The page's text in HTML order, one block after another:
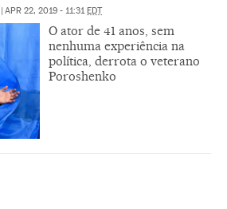
APR 22, 2019 - 11:31 EDT
O ator de 41 anos, sem
nenhuma experiência na
política, derrota o veterano
Poroshenko